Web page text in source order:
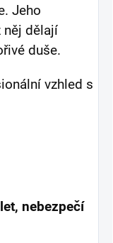
Jeho
něj dělají
duše.
vzhled s
nebezpečí